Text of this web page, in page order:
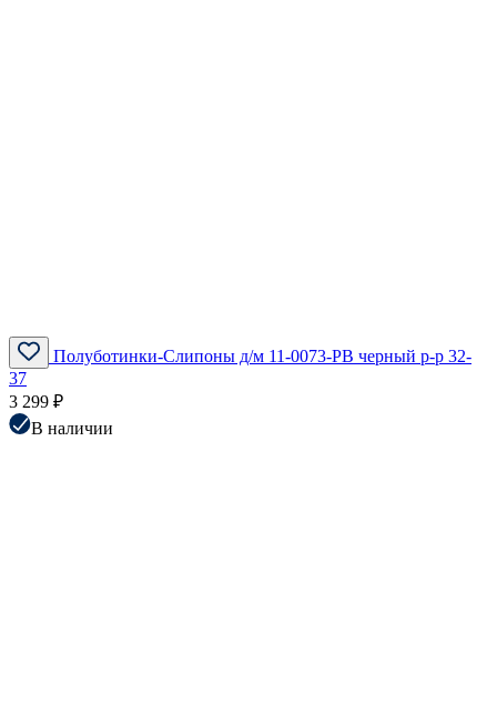
Полуботинки-Слипоны д/м 11-0073-PB черный р-р 32-
37
3 299 ₽
В наличии